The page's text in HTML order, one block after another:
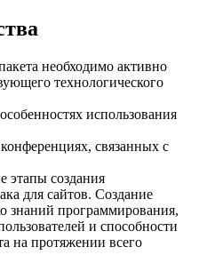
необходимо активно
технологического
использования
связанных с
этапы создания
для сайтов. Создание
знаний программирования,
и способности
на протяжении всего